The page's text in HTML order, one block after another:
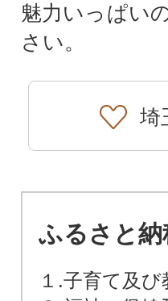
魅力いっぱい
さい。
埼
ふるさと
１.子育て及び